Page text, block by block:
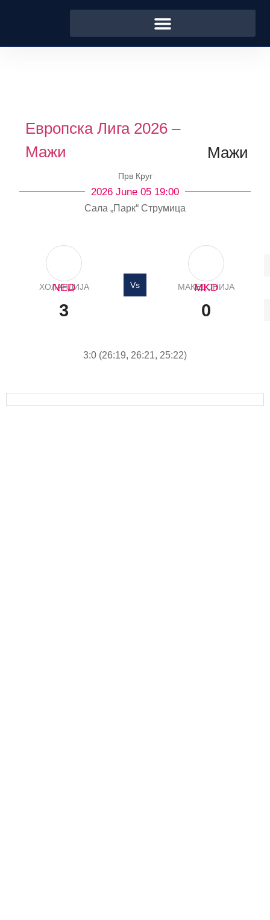
Европска Лига 2026 –
Мажи
Мажи
Прв Круг
2026 June 05 19:00
Сала „Парк“ Струмица
ХОЛАНДИЈА
NED
3
Vs МАКЕДОНИЈА
MKD
0
3:0 (26:19, 26:21, 25:22)